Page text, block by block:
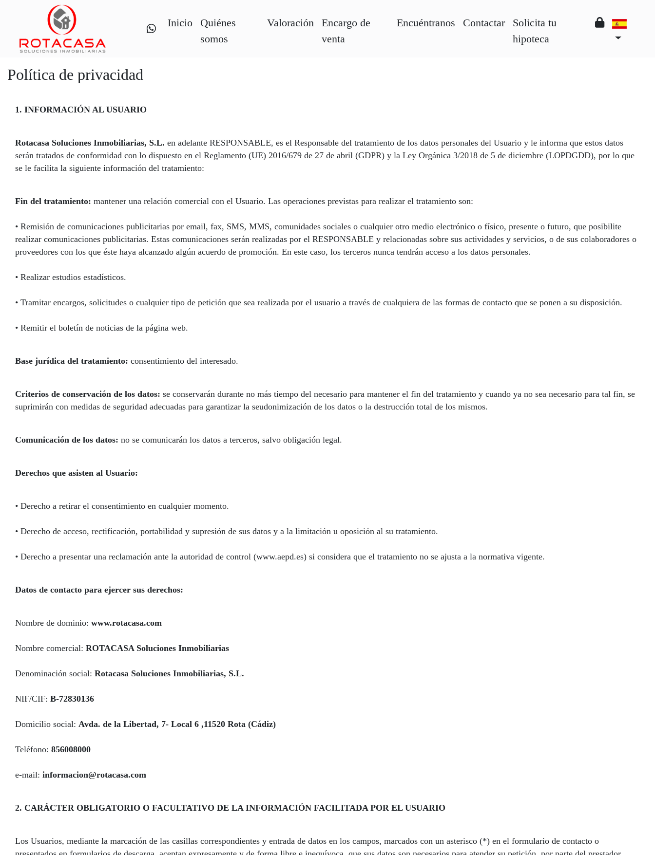
Inicio
Quiénes
somos
Valoración
Encargo de
venta
Encuéntranos Contactar
Solicita tu
hipoteca
Política de privacidad
1. INFORMACIÓN AL USUARIO
Rotacasa Soluciones Inmobiliarias, S.L. en adelante RESPONSABLE, es el Responsable del tratamiento de los datos personales del Usuario y le informa que estos datos
serán tratados de conformidad con lo dispuesto en el Reglamento (UE) 2016/679 de 27 de abril (GDPR) y la Ley Orgánica 3/2018 de 5 de diciembre (LOPDGDD), por lo que
se le facilita la siguiente información del tratamiento:
Fin del tratamiento: mantener una relación comercial con el Usuario. Las operaciones previstas para realizar el tratamiento son:
• Remisión de comunicaciones publicitarias por email, fax, SMS, MMS, comunidades sociales o cualquier otro medio electrónico o físico, presente o futuro, que posibilite
realizar comunicaciones publicitarias. Estas comunicaciones serán realizadas por el RESPONSABLE y relacionadas sobre sus actividades y servicios, o de sus colaboradores o
proveedores con los que éste haya alcanzado algún acuerdo de promoción. En este caso, los terceros nunca tendrán acceso a los datos personales.
• Realizar estudios estadísticos.
• Tramitar encargos, solicitudes o cualquier tipo de petición que sea realizada por el usuario a través de cualquiera de las formas de contacto que se ponen a su disposición.
• Remitir el boletín de noticias de la página web.
Base jurídica del tratamiento: consentimiento del interesado.
Criterios de conservación de los datos: se conservarán durante no más tiempo del necesario para mantener el fin del tratamiento y cuando ya no sea necesario para tal fin, se
suprimirán con medidas de seguridad adecuadas para garantizar la seudonimización de los datos o la destrucción total de los mismos.
Comunicación de los datos: no se comunicarán los datos a terceros, salvo obligación legal.
Derechos que asisten al Usuario:
• Derecho a retirar el consentimiento en cualquier momento.
• Derecho de acceso, rectificación, portabilidad y supresión de sus datos y a la limitación u oposición al su tratamiento.
• Derecho a presentar una reclamación ante la autoridad de control (www.aepd.es) si considera que el tratamiento no se ajusta a la normativa vigente.
Datos de contacto para ejercer sus derechos:
Nombre de dominio: www.rotacasa.com
Nombre comercial: ROTACASA Soluciones Inmobiliarias
Denominación social: Rotacasa Soluciones Inmobiliarias, S.L.
NIF/CIF: B-72830136
Domicilio social: Avda. de la Libertad, 7- Local 6 ,11520 Rota (Cádiz)
Teléfono: 856008000
e-mail: informacion@rotacasa.com
2. CARÁCTER OBLIGATORIO O FACULTATIVO DE LA INFORMACIÓN FACILITADA POR EL USUARIO
Los Usuarios, mediante la marcación de las casillas correspondientes y entrada de datos en los campos, marcados con un asterisco (*) en el formulario de contacto o